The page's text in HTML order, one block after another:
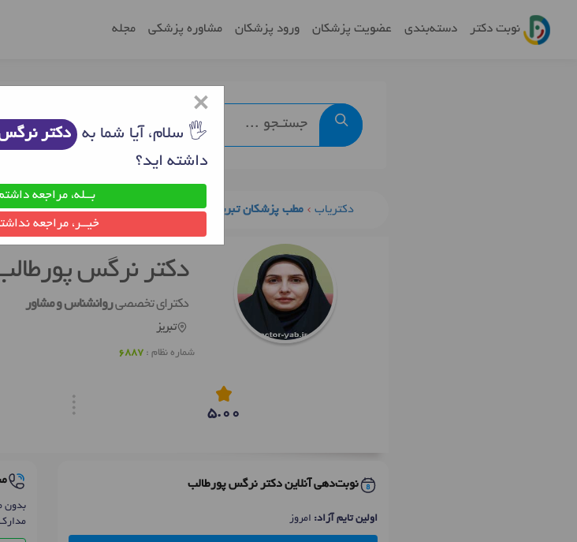
نوبت دکتر دسته‌بندی عضویت پزشکان ورود پزشکان مشاوره پزشکی مجله
دکتریاب مطب پزشکان تبریز روانشناس خوب تبریز دکتر نرگس
دکتر نرگس
دکترای تخصصیروانشناس و مشاور
تبریز
شماره نظام :6887
5.00
نوبت‌دهی آنلاین دکتر نرگس پورطالب
اولین تایم آزاد: امروز
بدون
×
🖐 سلام، آیا شما به دکتر
داشته اید؟
بــله، مراجعه
خیــر، مراجعه